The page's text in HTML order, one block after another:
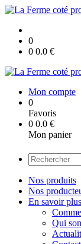
0
0 0.0 €
Mon compte
0
Favoris
0 0.0 €
Mon panier
Nos produits
Nos
En savoir plus
Qui